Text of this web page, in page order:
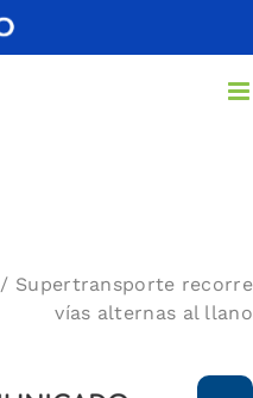
/ Supertransporte recorre
vías alternas al llano